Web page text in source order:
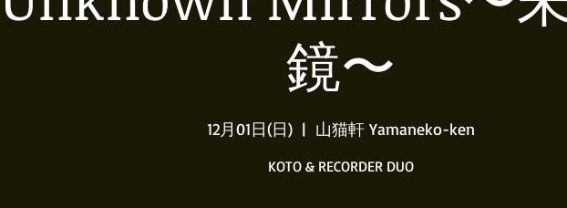
鏡〜
12月01日(日)
  |
山猫軒 Yamaneko-ken
KOTO & RECORDER DUO